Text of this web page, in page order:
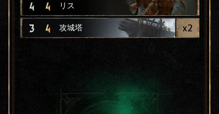
4 4 リス
3 4 攻城塔 x2